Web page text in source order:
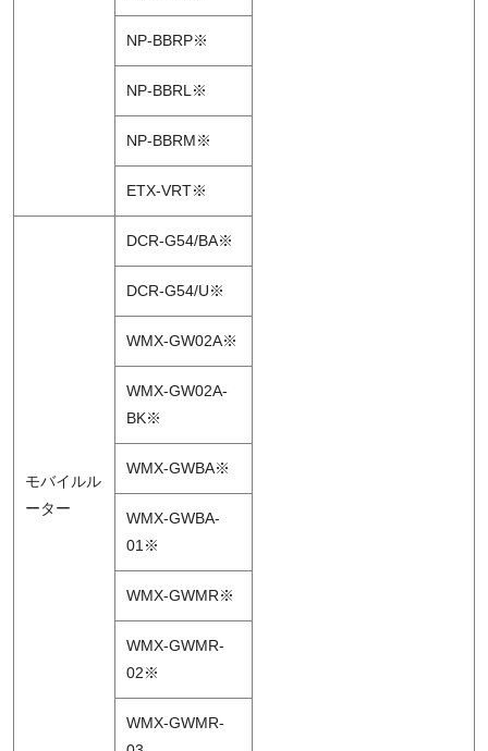
NP-BBRP※
NP-BBRL※
NP-BBRM※
ETX-VRT※
モバイルル
ーター
DCR-G54/BA※
DCR-G54/U※
WMX-GW02A※
WMX-GW02A-
BK※
WMX-GWBA※
WMX-GWBA-
01※
WMX-GWMR※
WMX-GWMR-
02※
WMX-GWMR-